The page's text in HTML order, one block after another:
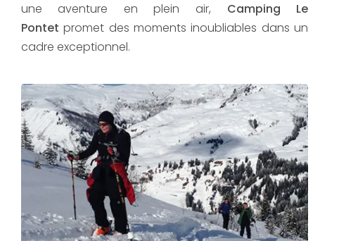
une aventure en plein air, Camping Le
Pontet promet des moments inoubliables dans un
cadre exceptionnel.